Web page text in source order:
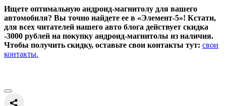
Ищете оптимальную андроид-магнитолу для вашего
автомобиля? Вы точно найдете ее в «Элемент-5»! Кстати,
для всех читателей нашего авто блога действует скидка
-3000 рублей на покупку андроид-магнитолы из наличия.
Чтобы получить скидку, оставьте свои контакты тут: свои
контакты.